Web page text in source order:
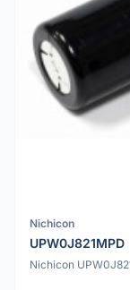
Nichicon
UPW0J821MPD
Nichicon